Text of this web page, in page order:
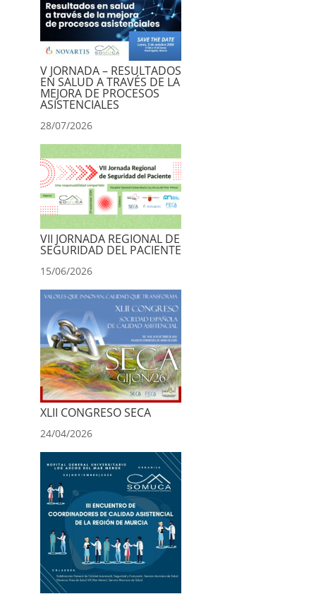
V JORNADA – RESULTADOS
EN SALUD A TRAVÉS DE LA
MEJORA DE PROCESOS
ASISTENCIALES
28/07/2026
VII JORNADA REGIONAL DE
SEGURIDAD DEL PACIENTE
15/06/2026
XLII CONGRESO SECA
24/04/2026